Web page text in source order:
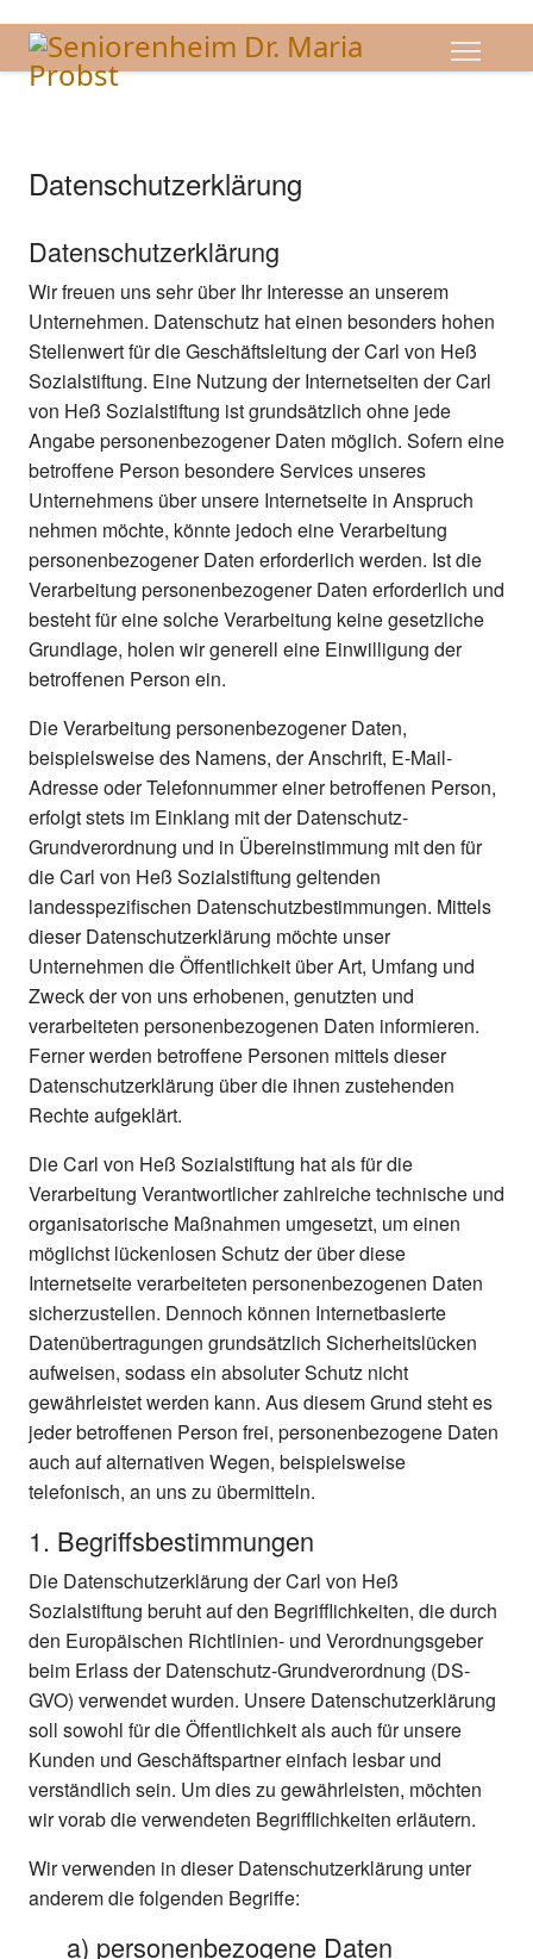
Datenschutzerklärung
Datenschutzerklärung
Wir freuen uns sehr über Ihr Interesse an unserem
Unternehmen. Datenschutz hat einen besonders hohen
Stellenwert für die Geschäftsleitung der Carl von Heß
Sozialstiftung. Eine Nutzung der Internetseiten der Carl
von Heß Sozialstiftung ist grundsätzlich ohne jede
Angabe personenbezogener Daten möglich. Sofern eine
betroffene Person besondere Services unseres
Unternehmens über unsere Internetseite in Anspruch
nehmen möchte, könnte jedoch eine Verarbeitung
personenbezogener Daten erforderlich werden. Ist die
Verarbeitung personenbezogener Daten erforderlich und
besteht für eine solche Verarbeitung keine gesetzliche
Grundlage, holen wir generell eine Einwilligung der
betroffenen Person ein.
Die Verarbeitung personenbezogener Daten,
beispielsweise des Namens, der Anschrift, E-Mail-
Adresse oder Telefonnummer einer betroffenen Person,
erfolgt stets im Einklang mit der Datenschutz-
Grundverordnung und in Übereinstimmung mit den für
die Carl von Heß Sozialstiftung geltenden
landesspezifischen Datenschutzbestimmungen. Mittels
dieser Datenschutzerklärung möchte unser
Unternehmen die Öffentlichkeit über Art, Umfang und
Zweck der von uns erhobenen, genutzten und
verarbeiteten personenbezogenen Daten informieren.
Ferner werden betroffene Personen mittels dieser
Datenschutzerklärung über die ihnen zustehenden
Rechte aufgeklärt.
Die Carl von Heß Sozialstiftung hat als für die
Verarbeitung Verantwortlicher zahlreiche technische und
organisatorische Maßnahmen umgesetzt, um einen
möglichst lückenlosen Schutz der über diese
Internetseite verarbeiteten personenbezogenen Daten
sicherzustellen. Dennoch können Internetbasierte
Datenübertragungen grundsätzlich Sicherheitslücken
aufweisen, sodass ein absoluter Schutz nicht
gewährleistet werden kann. Aus diesem Grund steht es
jeder betroffenen Person frei, personenbezogene Daten
auch auf alternativen Wegen, beispielsweise
telefonisch, an uns zu übermitteln.
1. Begriffsbestimmungen
Die Datenschutzerklärung der Carl von Heß
Sozialstiftung beruht auf den Begrifflichkeiten, die durch
den Europäischen Richtlinien- und Verordnungsgeber
beim Erlass der Datenschutz-Grundverordnung (DS-
GVO) verwendet wurden. Unsere Datenschutzerklärung
soll sowohl für die Öffentlichkeit als auch für unsere
Kunden und Geschäftspartner einfach lesbar und
verständlich sein. Um dies zu gewährleisten, möchten
wir vorab die verwendeten Begrifflichkeiten erläutern.
Wir verwenden in dieser Datenschutzerklärung unter
anderem die folgenden Begriffe:
a) personenbezogene Daten